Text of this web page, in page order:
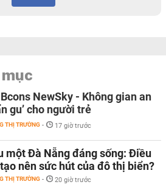
NewSky - Không gian an
gu’ cho người trẻ
THỊ TRƯỜNG - 17 giờ trước
một Đà Nẵng đáng sống: Điều
nên sức hút của đô thị biển?
THỊ TRƯỜNG - 20 giờ trước